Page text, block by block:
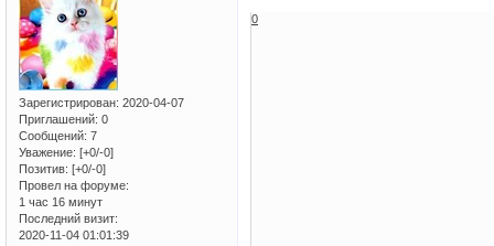
Зарегистрирован: 2020-04-07
Приглашений: 0
Сообщений: 7
Уважение: [+0/-0]
Позитив: [+0/-0]
Провел на форуме:
1 час 16 минут
Последний визит:
2020-11-04 01:01:39
0